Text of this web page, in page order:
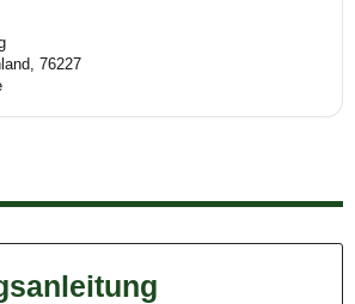
76227